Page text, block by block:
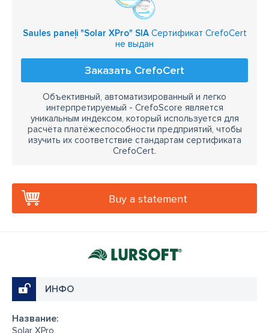
Saules paneļi "Solar XPro" SIAСертификат CrefoCert
не выдан
Заказать CrefoCert
Объективный, автоматизированный и легко
интерпретируемый - CrefoScore является
уникальным индексом, который используется для
расчёта платёжеспособности предприятий, чтобы
изучить их соответствие стандартам сертификата
CrefoCert.
Buy a statement
ИНФО
Название:
Solar XPro